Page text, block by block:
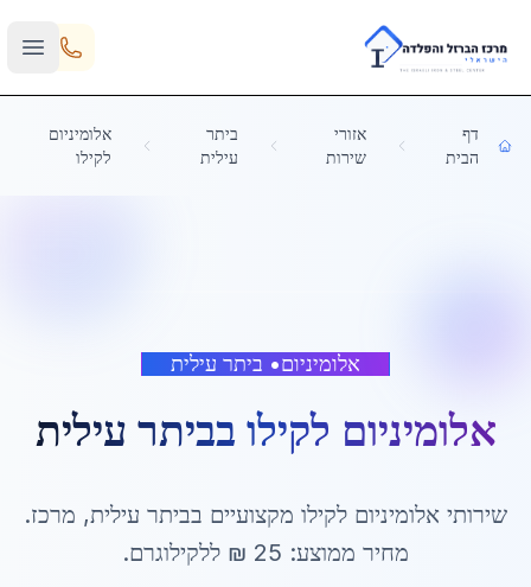
Skip to main content
דף
הבית
אזורי
שירות
ביתר
עילית
אלומיניום
לקילו
אלומיניום• ביתר עילית
אלומיניום לקילו בביתר עילית
שירותי אלומיניום לקילו מקצועיים בביתר עילית, מרכז.
מחיר ממוצע: 25 ₪ ללקילוגרם.